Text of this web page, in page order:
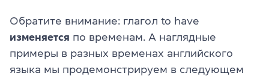
Обратите внимание: глагол to have
изменяется по временам. А наглядные
примеры в разных временах английского
языка мы продемонстрируем в следующем